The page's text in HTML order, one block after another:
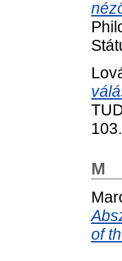
M
of